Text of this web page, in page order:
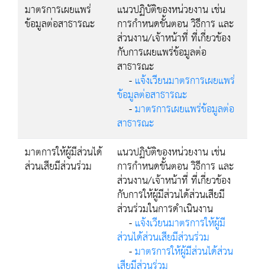
มาตรการเผยแพร่
ข้อมูลต่อสาธารณะ
แนวปฏิบัติของหน่วยงาน เช่น
การกำหนดขั้นตอน วิธีการ และ
ส่วนงาน/เจ้าหน้าที่ ที่เกี่ยวข้อง
กับการเผยแพร่ข้อมูลต่อ
สาธารณะ
-แจ้งเวียนมาตรการเผยแพร่
ข้อมูลต่อสาธารณะ
-มาตรการเผยแพร่ข้อมูลต่อ
สาธารณะ
มาตการให้ผู้มีส่วนได้
ส่วนเสียมีส่วนร่วม
แนวปฏิบัติของหน่วยงาน เช่น
การกำหนดขั้นตอน วิธีการ และ
ส่วนงาน/เจ้าหน้าที่ ที่เกี่ยวข้อง
กับการให้ผู้มีส่วนได้ส่วนเสียมี
ส่วนร่วมในการดำเนินงาน
-แจ้งเวียนมาตรการให้ผู้มี
ส่วนได้ส่วนเสียมีส่วนร่วม
-มาตรการให้ผู้มีส่วนได้ส่วน
เสียมีส่วนร่วม